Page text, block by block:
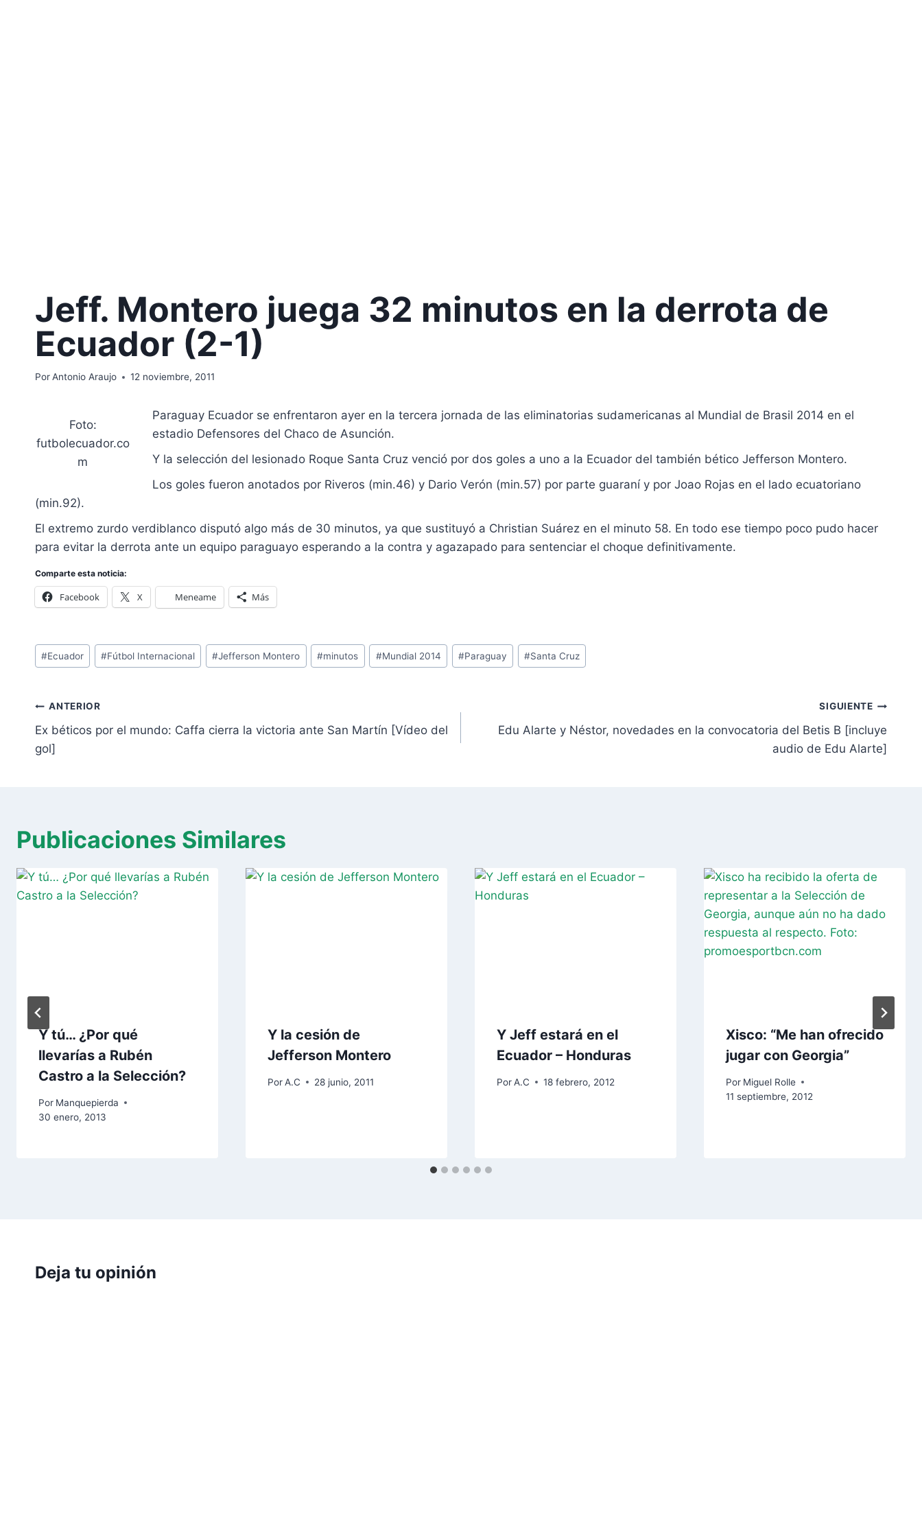
Jeff. Montero juega 32 minutos en la derrota de
Ecuador (2-1)
PorAntonio Araujo 12 noviembre, 2011
Foto:
futbolecuador.co
m
Paraguay Ecuador se enfrentaron ayer en la tercera jornada de las eliminatorias sudamericanas al Mundial de Brasil 2014 en el
estadio Defensores del Chaco de Asunción.
Y la selección del lesionado Roque Santa Cruz venció por dos goles a uno a la Ecuador del también bético Jefferson Montero.
Los goles fueron anotados por Riveros (min.46) y Dario Verón (min.57) por parte guaraní y por Joao Rojas en el lado ecuatoriano
(min.92).
El extremo zurdo verdiblanco disputó algo más de 30 minutos, ya que sustituyó a Christian Suárez en el minuto 58. En todo ese tiempo poco pudo hacer
para evitar la derrota ante un equipo paraguayo esperando a la contra y agazapado para sentenciar el choque definitivamente.
Comparte esta noticia:
Facebook X Meneame Más
Etiquetas
de
entrada:
#Ecuador #Fútbol Internacional #Jefferson Montero #minutos #Mundial 2014 #Paraguay #Santa Cruz
Navegación
de
entradas
ANTERIOR
Ex béticos por el mundo: Caffa cierra la victoria ante San Martín [Vídeo del
gol]
SIGUIENTE
Edu Alarte y Néstor, novedades en la convocatoria del Betis B [incluye
audio de Edu Alarte]
Publicaciones Similares
Y tú… ¿Por qué
llevarías a Rubén
Castro a la Selección?
Por Manquepierda
30 enero, 2013
Y la cesión de
Jefferson Montero
PorA.C 28 junio, 2011
Y Jeff estará en el
Ecuador – Honduras
PorA.C 18 febrero, 2012
Xisco: “Me han ofrecido
jugar con Georgia”
Por Miguel Rolle
11 septiembre, 2012
Deja tu opinión